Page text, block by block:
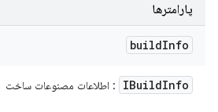
پارامترها
buildInfo
IBuildInfo : اطلاعات مصنوعات ساخت